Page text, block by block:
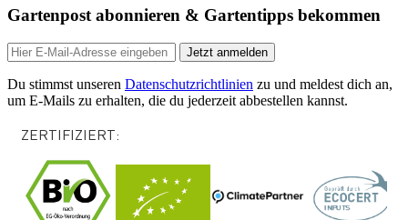
Gartenpost abonnieren & Gartentipps bekommen
Jetzt anmelden
Du stimmst unseren Datenschutzrichtlinien zu und meldest dich an,
um E-Mails zu erhalten, die du jederzeit abbestellen kannst.
ZERTIFIZIERT: